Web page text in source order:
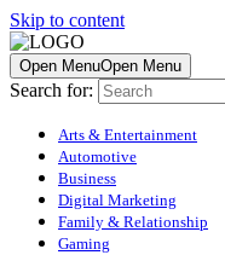
Skip to content
Open MenuOpen Menu
Search for:
Arts & Entertainment
Automotive
Business
Digital Marketing
Family & Relationship
Gaming